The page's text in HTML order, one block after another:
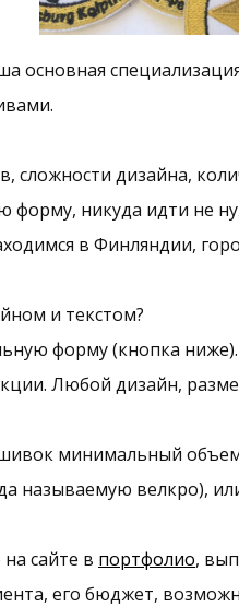
дизайна,
форму, никуда идти не
в Финляндии,
и текстом?
форму (кнопка
Любой дизайн,
минимальный
называемую велкро),
сайте в портфолио,
его бюджет,